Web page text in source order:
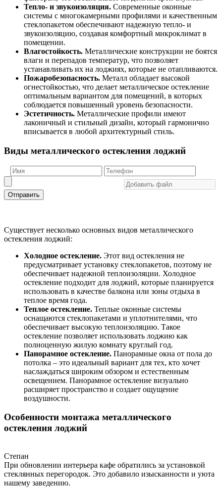
Тепло- и звукоизоляция. Современные оконные
системы с многокамерными профилями и качественным
стеклопакетом обеспечивают надежную тепло- и
звукоизоляцию, создавая комфортный микроклимат в
помещении.
Влагостойкость. Металлические конструкции не боятся
влаги и перепадов температур, что позволяет
устанавливать их на лоджиях, которые не отапливаются.
Пожаробезопасность. Металл обладает высокой
огнестойкостью, что делает металлическое остекление
оптимальным вариантом для помещений, в которых
соблюдается повышенный уровень безопасности.
Эстетичность. Металлические профили имеют
лаконичный и стильный дизайн, который гармонично
вписывается в любой архитектурный стиль.
Виды металлического остекления лоджий
Отправить
Существует несколько основных видов металлического
остекления лоджий:
Холодное остекление. Этот вид остекления не
предусматривает установку стеклопакетов, поэтому не
обеспечивает надежной теплоизоляции. Холодное
остекление подходит для лоджий, которые планируется
использовать в качестве балкона или зоны отдыха в
теплое время года.
Теплое остекление. Теплые оконные системы
оснащаются стеклопакетами и уплотнителями, что
обеспечивает высокую теплоизоляцию. Такое
остекление позволяет использовать лоджию как
полноценную жилую комнату круглый год.
Панорамное остекление. Панорамные окна от пола до
потолка – это идеальный вариант для тех, кто хочет
наслаждаться широким обзором и естественным
освещением. Панорамное остекление визуально
расширяет пространство и создает ощущение
воздушности.
Особенности монтажа металлического
остекления лоджий
Степан
При обновлении интерьера кафе обратились за установкой
стеклянных перегородок. Это добавило изысканности и уюта
нашему заведению.